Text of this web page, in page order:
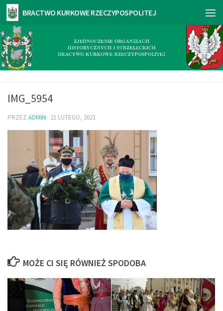
IMG_5954
PRZEZ ADMIN · 21 LUTEGO, 2021
MOŻE CI SIĘ RÓWNIEŻ SPODOBA